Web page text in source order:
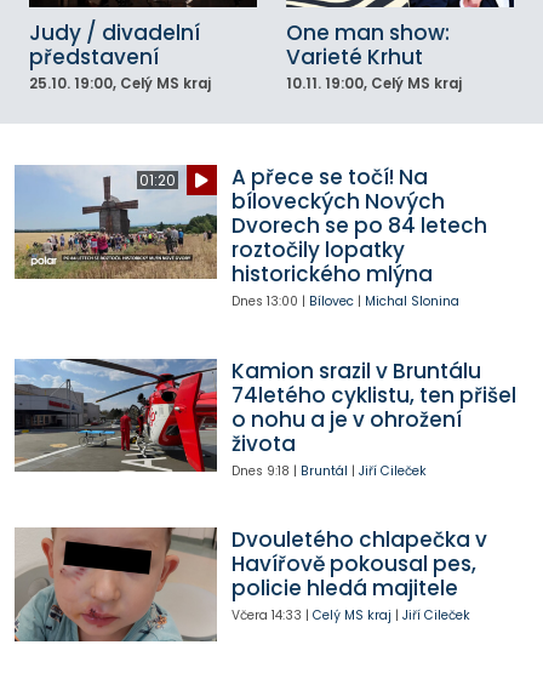
Judy / divadelní
představení
25.10. 19:00, Celý MS kraj
One man show:
Varieté Krhut
10.11. 19:00, Celý MS kraj
01:20
A přece se točí! Na
bíloveckých Nových
Dvorech se po 84 letech
roztočily lopatky
historického mlýna
Dnes 13:00 | Bílovec| Michal Slonina
Kamion srazil v Bruntálu
74letého cyklistu, ten přišel
o nohu a je v ohrožení
života
Dnes 9:18 | Bruntál | Jiří Cileček
Dvouletého chlapečka v
Havířově pokousal pes,
policie hledá majitele
Včera 14:33 | Celý MS kraj | Jiří Cileček